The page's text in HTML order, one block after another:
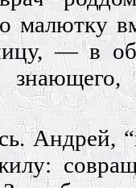
малютку
— в
Андрей,